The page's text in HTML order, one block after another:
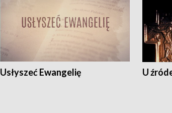
Usłyszeć Ewangelię U